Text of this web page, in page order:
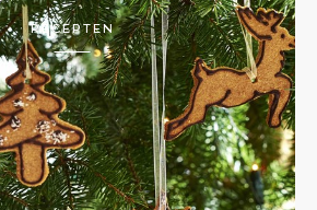
RECEPTEN